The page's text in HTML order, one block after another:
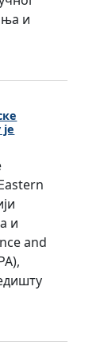
и
и
and